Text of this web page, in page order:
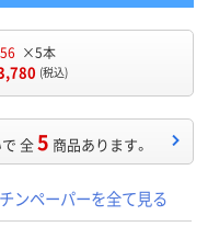
×5本
(税込)
で 全5 商品あります。
ンペーパーを全て見る